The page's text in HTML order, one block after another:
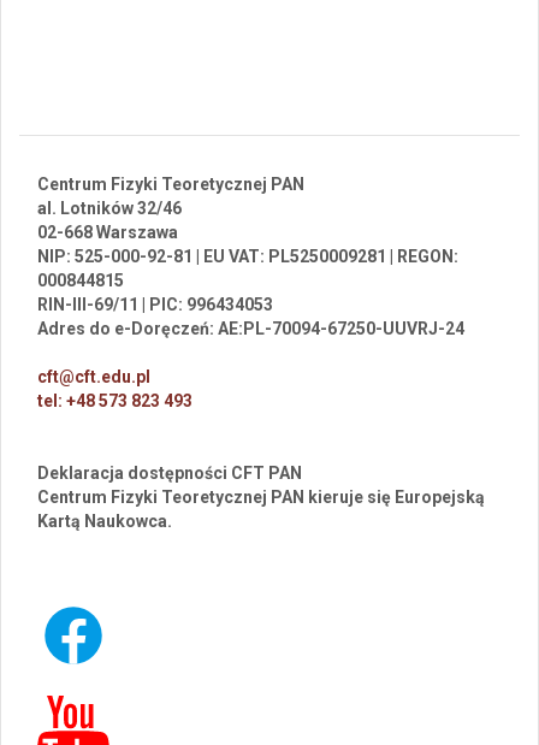
Centrum Fizyki Teoretycznej PAN
al. Lotników 32/46
02-668 Warszawa
NIP: 525-000-92-81 | EU VAT: PL5250009281 | REGON:
000844815
RIN-III-69/11 | PIC: 996434053
Adres do e-Doręczeń: AE:PL-70094-67250-UUVRJ-24
cft@cft.edu.pl
tel: +48 573 823 493
Deklaracja dostępności CFT PAN
Centrum Fizyki Teoretycznej PAN kieruje się Europejską
Kartą Naukowca.